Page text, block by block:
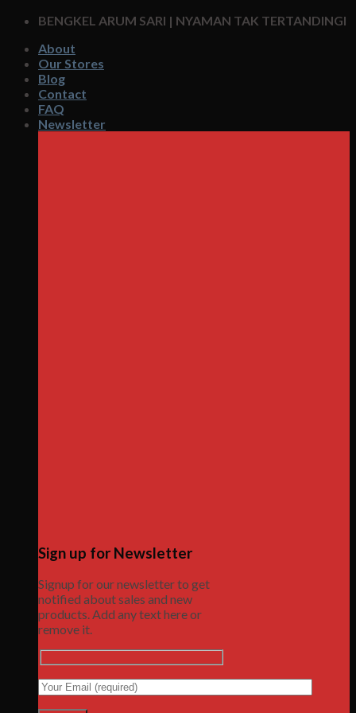
Skip
content
BENGKEL ARUM SARI | NYAMAN TAK TERTANDINGI
About
Our Stores
Blog
Contact
FAQ
Newsletter
Sign up for Newsletter
Signup for our newsletter to get
notified about sales and new
products. Add any text here or
remove it.